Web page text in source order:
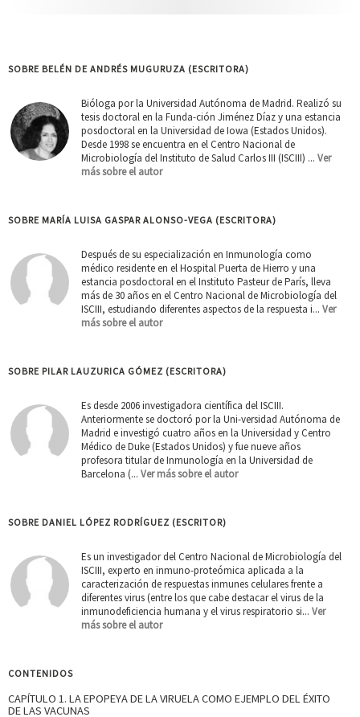
SOBRE BELÉN DE ANDRÉS MUGURUZA (ESCRITORA)
Bióloga por la Universidad Autónoma de Madrid. Realizó su
tesis doctoral en la Funda-ción Jiménez Díaz y una estancia
posdoctoral en la Universidad de Iowa (Estados Unidos).
Desde 1998 se encuentra en el Centro Nacional de
Microbiología del Instituto de Salud Carlos III (ISCIII) ... Ver
más sobre el autor
SOBRE MARÍA LUISA GASPAR ALONSO-VEGA (ESCRITORA)
Después de su especialización en Inmunología como
médico residente en el Hospital Puerta de Hierro y una
estancia posdoctoral en el Instituto Pasteur de París, lleva
más de 30 años en el Centro Nacional de Microbiología del
ISCIII, estudiando diferentes aspectos de la respuesta i... Ver
más sobre el autor
SOBRE PILAR LAUZURICA GÓMEZ (ESCRITORA)
Es desde 2006 investigadora científica del ISCIII.
Anteriormente se doctoró por la Uni-versidad Autónoma de
Madrid e investigó cuatro años en la Universidad y Centro
Médico de Duke (Estados Unidos) y fue nueve años
profesora titular de Inmunología en la Universidad de
Barcelona (... Ver más sobre el autor
SOBRE DANIEL LÓPEZ RODRÍGUEZ (ESCRITOR)
Es un investigador del Centro Nacional de Microbiología del
ISCIII, experto en inmuno-proteómica aplicada a la
caracterización de respuestas inmunes celulares frente a
diferentes virus (entre los que cabe destacar el virus de la
inmunodeficiencia humana y el virus respiratorio si... Ver
más sobre el autor
CONTENIDOS
CAPÍTULO 1. LA EPOPEYA DE LA VIRUELA COMO EJEMPLO DEL ÉXITO
DE LAS VACUNAS